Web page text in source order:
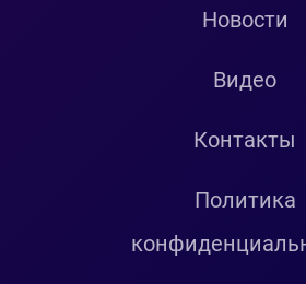
Новости
Видео
Контакты
Политика